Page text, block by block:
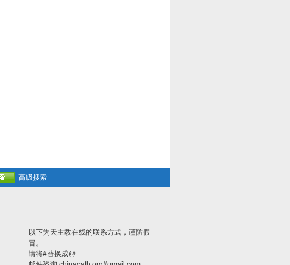
高级搜索
以下为天主教在线的联系方式，谨防假
冒。
请将#替换成@